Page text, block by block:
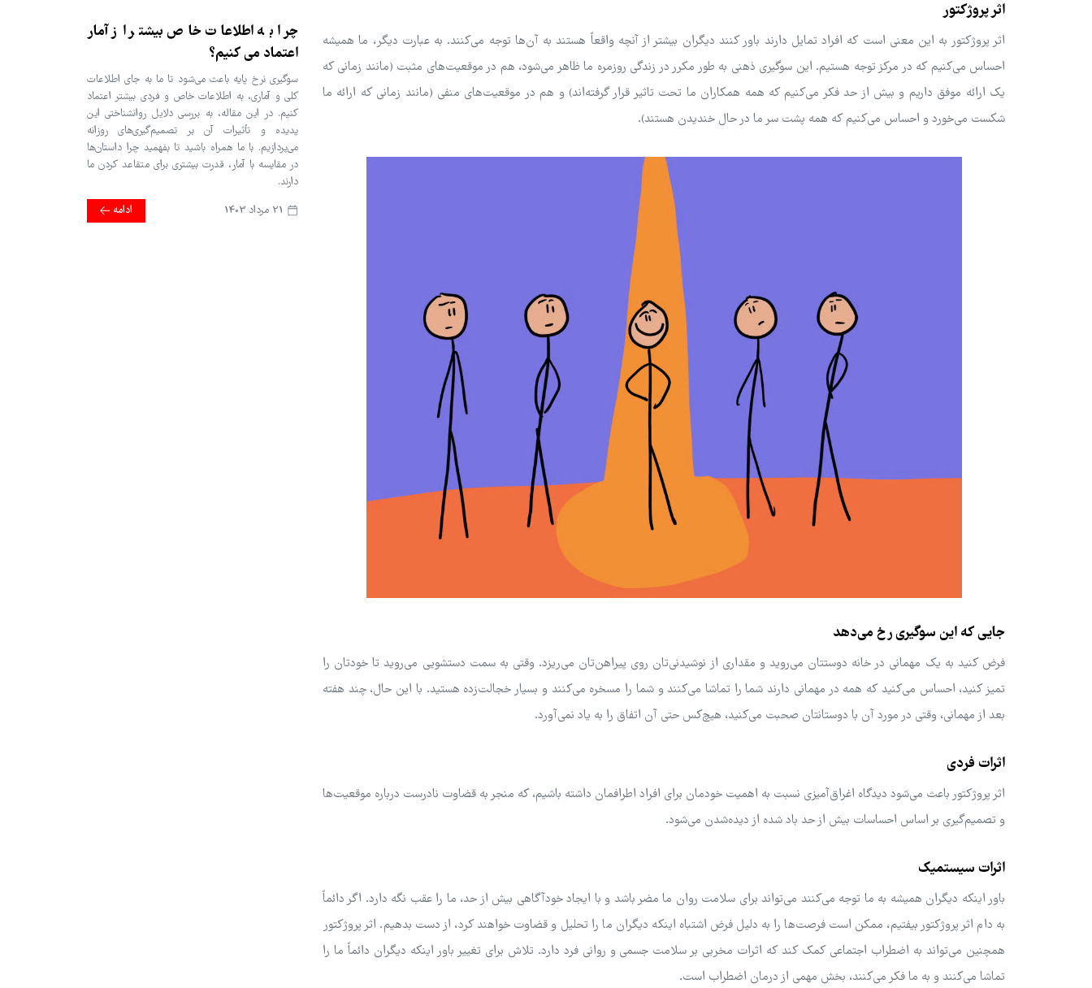
اثر پروژکتور
اثر پروژکتور به این معنی است که افراد تمایل دارند باور کنند دیگران بیشتر از آنچه واقعاً هستند به آن‌ها توجه می‌کنند. به عبارت دیگر، ما همیشه
احساس می‌کنیم که در مرکز توجه هستیم. این سوگیری ذهنی به طور مکرر در زندگی روزمره ما ظاهر می‌شود، هم در موقعیت‌های مثبت (مانند زمانی که
یک ارائه موفق داریم و بیش از حد فکر می‌کنیم که همه همکاران ما تحت تاثیر قرار گرفته‌اند) و هم در موقعیت‌های منفی (مانند زمانی که ارائه ما
شکست می‌خورد و احساس می‌کنیم که همه پشت سر ما در حال خندیدن هستند).
جایی که این سوگیری رخ می‌دهد
فرض کنید به یک مهمانی در خانه دوستتان می‌روید و مقداری از نوشیدنی‌تان روی پیراهن‌تان می‌ریزد. وقتی به سمت دستشویی می‌روید تا خودتان را
تمیز کنید، احساس می‌کنید که همه در مهمانی دارند شما را تماشا می‌کنند و شما را مسخره می‌کنند و بسیار خجالت‌زده هستید. با این حال، چند هفته
بعد از مهمانی، وقتی در مورد آن با دوستانتان صحبت می‌کنید، هیچ‌کس حتی آن اتفاق را به یاد نمی‌آورد.
اثرات فردی
اثر پروژکتور باعث می‌شود دیدگاه اغراق‌آمیزی نسبت به اهمیت خودمان برای افراد اطرافمان داشته باشیم، که منجر به قضاوت نادرست درباره موقعیت‌ها
و تصمیم‌گیری بر اساس احساسات بیش از حد باد شده از دیده‌شدن می‌شود.
اثرات سیستمیک
باور اینکه دیگران همیشه به ما توجه می‌کنند می‌تواند برای سلامت روان ما مضر باشد و با ایجاد خودآگاهی بیش از حد، ما را عقب نگه دارد. اگر دائماً
به دام اثر پروژکتور بیفتیم، ممکن است فرصت‌ها را به دلیل فرض اشتباه اینکه دیگران ما را تحلیل و قضاوت خواهند کرد، از دست بدهیم. اثر پروژکتور
همچنین می‌تواند به اضطراب اجتماعی کمک کند که اثرات مخربی بر سلامت جسمی و روانی فرد دارد. تلاش برای تغییر باور اینکه دیگران دائماً ما را
تماشا می‌کنند و به ما فکر می‌کنند، بخش مهمی از درمان اضطراب است.
چرا به اطلاعات خاص بیشتر از آمار
اعتماد می کنیم؟
سوگیری نرخ پایه باعث می‌شود تا ما به جای اطلاعات
کلی و آماری، به اطلاعات خاص و فردی بیشتر اعتماد
کنیم. در این مقاله، به بررسی دلایل روانشناختی این
پدیده و تأثیرات آن بر تصمیم‌گیری‌های روزانه
می‌پردازیم. با ما همراه باشید تا بفهمید چرا داستان‌ها
در مقایسه با آمار، قدرت بیشتری برای متقاعد کردن ما
دارند.
ادامه